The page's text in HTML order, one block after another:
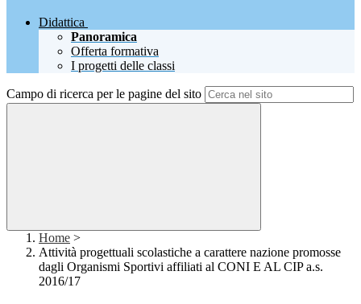
Didattica
Panoramica
Offerta formativa
I progetti delle classi
Campo di ricerca per le pagine del sito
Home >
Attività progettuali scolastiche a carattere nazione promosse
dagli Organismi Sportivi affiliati al CONI E AL CIP a.s.
2016/17